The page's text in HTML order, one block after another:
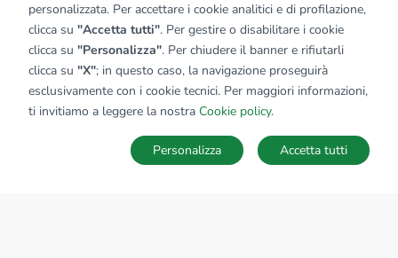
SALVA RICERCA
personalizzata. Per accettare i cookie analitici e di profilazione,
clicca su "Accetta tutti". Per gestire o disabilitare i cookie
clicca su "Personalizza". Per chiudere il banner e rifiutarli
clicca su "X"; in questo caso, la navigazione proseguirà
esclusivamente con i cookie tecnici. Per maggiori informazioni,
ti invitiamo a leggere la nostra Cookie policy.
Accetta tutti
Personalizza